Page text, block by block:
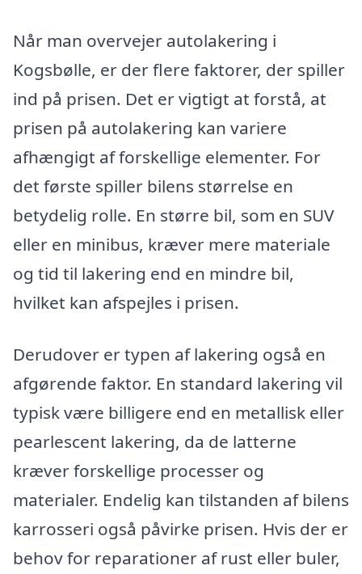
Når man overvejer autolakering i
Kogsbølle, er der flere faktorer, der spiller
ind på prisen. Det er vigtigt at forstå, at
prisen på autolakering kan variere
afhængigt af forskellige elementer. For
det første spiller bilens størrelse en
betydelig rolle. En større bil, som en SUV
eller en minibus, kræver mere materiale
og tid til lakering end en mindre bil,
hvilket kan afspejles i prisen.
Derudover er typen af lakering også en
afgørende faktor. En standard lakering vil
typisk være billigere end en metallisk eller
pearlescent lakering, da de latterne
kræver forskellige processer og
materialer. Endelig kan tilstanden af bilens
karrosseri også påvirke prisen. Hvis der er
behov for reparationer af rust eller buler,